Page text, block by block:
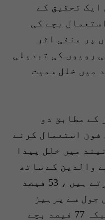
ایک تحقیق کے
بچے کی
پر منفی اثر
رویوں کی تبدیلی
میں خلل سمیت
کے مطابق دو
فون استعمال کرنے
کی نیند میں خلل پیدا
فیصد بچے والدین کے ساتھ
بد تمیزی کا مظاہرہ کرتے ہیں ، 53 فیصد
جول سے پرہیز
کرنا پسند کر تے ہیں جبکہ 77 فیصد بچے